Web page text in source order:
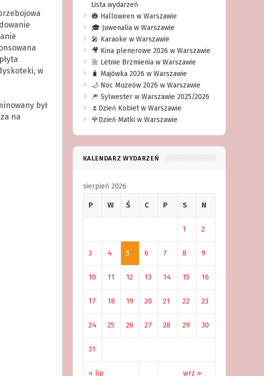
w
był
na
Lista wydarzeń
🎃 Halloween w Warszawie
🎓 Juwenalia w Warszawie
🎤 Karaoke w Warszawie
🎥 Kina plenerowe 2026 w Warszawie
🌼 Letnie Brzmienia w Warszawie
🧳 Majówka 2026 w Warszawie
🌙 Noc Muzeów 2026 w Warszawie
🎆 Sylwester w Warszawie 2025/2026
🌷Dzień Kobiet w Warszawie
🌹Dzień Matki w Warszawie
KALENDARZ WYDARZEŃ
sierpień 2026
P W Ś C P S N
« lip wrz »
1 2
3 4 5 6 7 8 9
10 11 12 13 14 15 16
17 18 19 20 21 22 23
24 25 26 27 28 29 30
31